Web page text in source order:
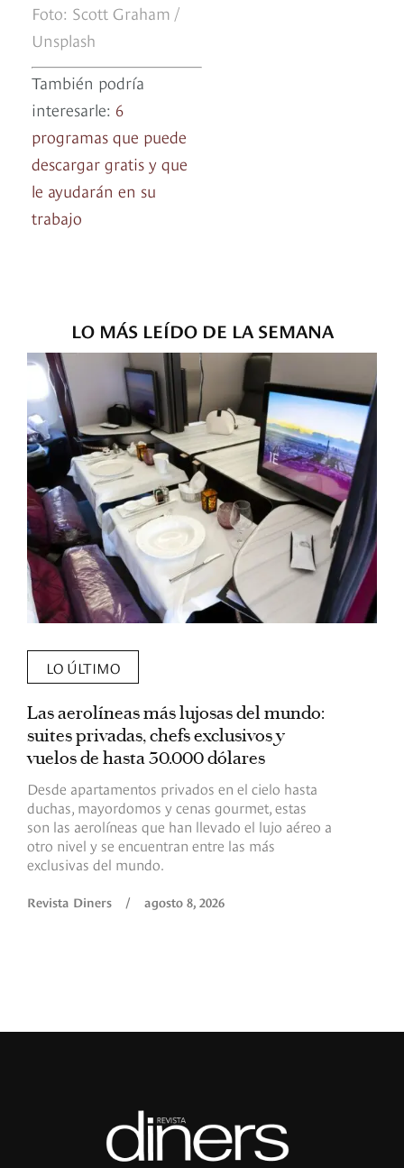
Foto: Scott Graham /
Unsplash
También podría
interesarle: 6
programas que puede
descargar gratis y que
le ayudarán en su
trabajo
LO MÁS LEÍDO DE LA SEMANA
LO ÚLTIMO
Las aerolíneas más lujosas del mundo:
suites privadas, chefs exclusivos y
vuelos de hasta 30.000 dólares
Desde apartamentos privados en el cielo hasta
duchas, mayordomos y cenas gourmet, estas
son las aerolíneas que han llevado el lujo aéreo a
otro nivel y se encuentran entre las más
exclusivas del mundo.
Revista Diners / agosto 8, 2026